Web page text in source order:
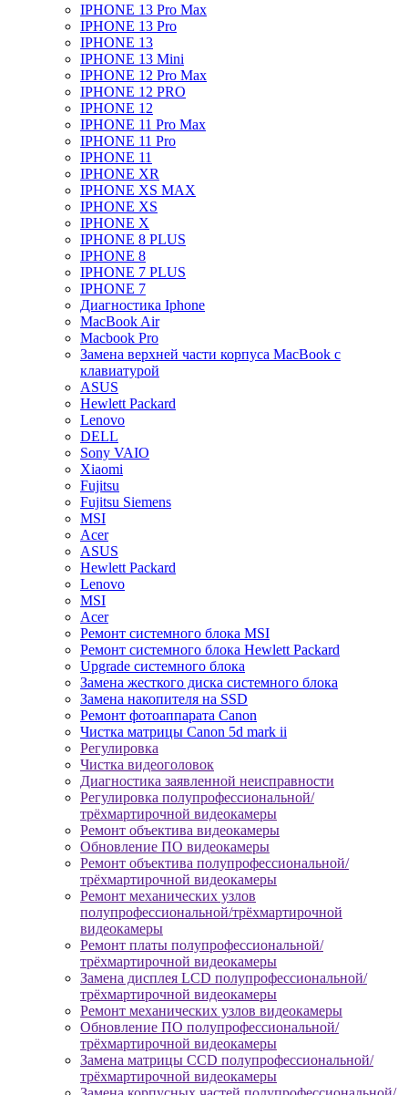
IPHONE 13 Pro Max
IPHONE 13 Pro
IPHONE 13
IPHONE 13 Mini
IPHONE 12 Pro Max
IPHONE 12 PRO
IPHONE 12
IPHONE 11 Pro Max
IPHONE 11 Pro
IPHONE 11
IPHONE XR
IPHONE XS MAX
IPHONE XS
IPHONE X
IPHONE 8 PLUS
IPHONE 8
IPHONE 7 PLUS
IPHONE 7
Диагностика Iphone
MacBook Air
Macbook Pro
Замена верхней части корпуса MacBook с
клавиатурой
ASUS
Hewlett Packard
Lenovo
DELL
Sony VAIO
Xiaomi
Fujitsu
Fujitsu Siemens
MSI
Acer
ASUS
Hewlett Packard
Lenovo
MSI
Acer
Ремонт системного блока MSI
Ремонт системного блока Hewlett Packard
Upgrade системного блока
Замена жесткого диска системного блока
Замена накопителя на SSD
Ремонт фотоаппарата Canon
Чистка матрицы Canon 5d mark ii
Регулировка
Чистка видеоголовок
Диагностика заявленной неисправности
Регулировка полупрофессиональной/
трёхмартирочной видеокамеры
Ремонт объектива видеокамеры
Обновление ПО видеокамеры
Ремонт объектива полупрофессиональной/
трёхмартирочной видеокамеры
Ремонт механических узлов
полупрофессиональной/трёхмартирочной
видеокамеры
Ремонт платы полупрофессиональной/
трёхмартирочной видеокамеры
Замена дисплея LCD полупрофессиональной/
трёхмартирочной видеокамеры
Ремонт механических узлов видеокамеры
Обновление ПО полупрофессиональной/
трёхмартирочной видеокамеры
Замена матрицы CCD полупрофессиональной/
трёхмартирочной видеокамеры